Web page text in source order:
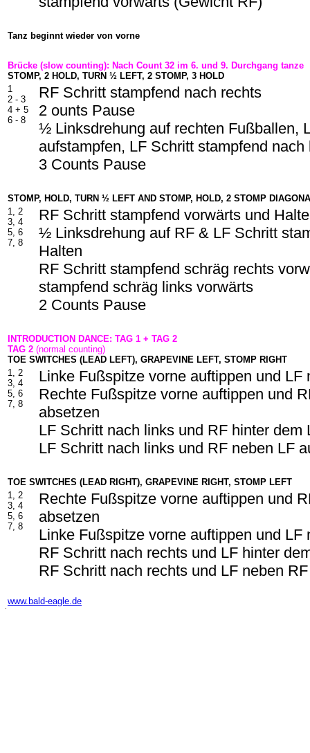
Tanz beginnt wieder von vorne
Brücke (slow counting): Nach Count 32 im 6. und 9. Durchgang tanze
STOMP, 2 HOLD, TURN ½ LEFT, 2 STOMP, 3 HOLD
1
2 - 3
4 + 5
6 - 8
RF Schritt stampfend nach rechts
2 ounts Pause
½ Linksdrehung auf rechten Fußballen,
aufstampfen, LF Schritt stampfend nach
3 Counts Pause
STOMP, HOLD, TURN ½ LEFT AND STOMP, HOLD, 2 STOMP
1, 2
3, 4
5, 6
7, 8
RF Schritt stampfend vorwärts und
½ Linksdrehung auf RF & LF Schritt
Halten
RF Schritt stampfend schräg rechts
stampfend schräg links vorwärts
2 Counts Pause
INTRODUCTION DANCE: TAG 1 + TAG 2
TAG 2 (normal counting)
TOE SWITCHES (LEAD LEFT), GRAPEVINE LEFT, STOMP RIGHT
1, 2
3, 4
5, 6
7, 8
Linke Fußspitze vorne auftippen und LF
Rechte Fußspitze vorne auftippen und
absetzen
LF Schritt nach links und RF hinter dem
LF Schritt nach links und RF neben LF
TOE SWITCHES (LEAD RIGHT), GRAPEVINE RIGHT, STOMP LEFT
1, 2
3, 4
5, 6
7, 8
Rechte Fußspitze vorne auftippen und
absetzen
Linke Fußspitze vorne auftippen und LF
RF Schritt nach rechts und LF hinter
RF Schritt nach rechts und LF neben
www.bald-eagle.de